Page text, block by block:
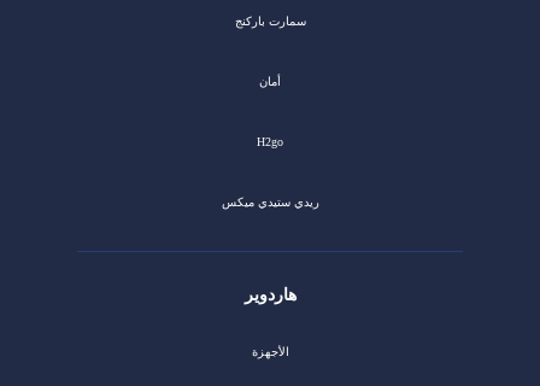
سمارت باركنج
أمان
H2go
ريدي ستيدي ميكس
هاردوير
الأجهزة